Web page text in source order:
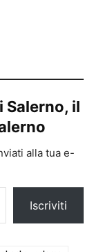
Salerno, il
alla tua e-
Iscriviti